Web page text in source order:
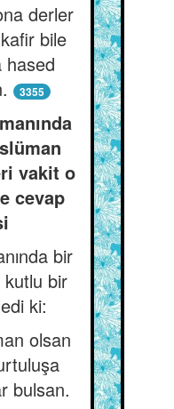
derler
bile
hased
3355
vakit o
cevap
bir
kutlu bir
ki:
olsan
bulsan.